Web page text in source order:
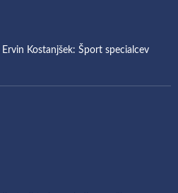
Kostanjšek: Šport specialcev